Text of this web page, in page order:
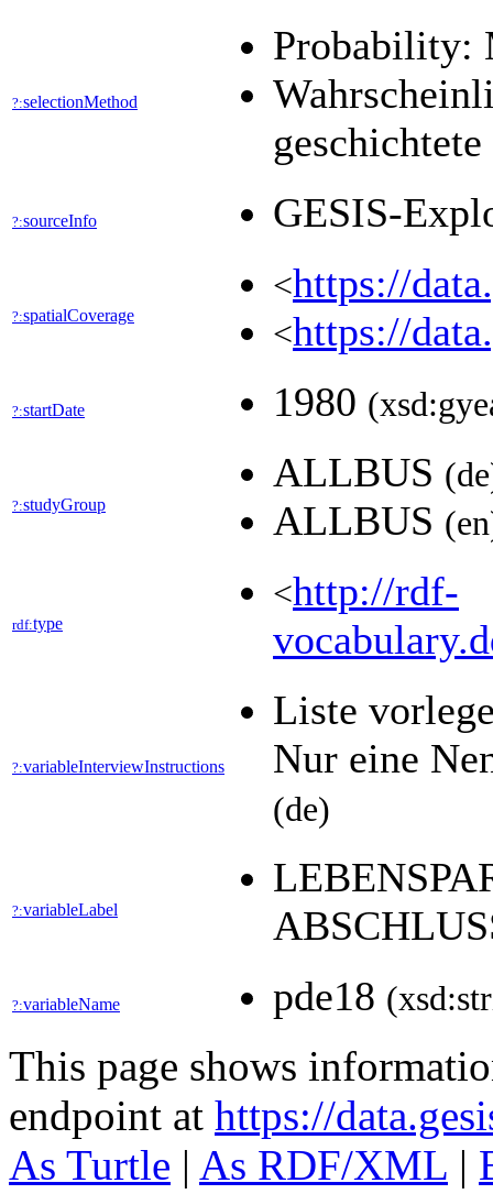
?:selectionMethod
Probability:
?:sourceInfo GESIS-
?:spatialCoverage
<https://
<https://
?:startDate 1980
?:studyGroup
ALLBUS
ALLBUS
rdf:type
<http://rdf-
?:variableInterviewInstructions
Liste
Nur eine
(de)
?:variableLabel
?:variableName pde18
This page shows
endpoint at https://
As Turtle | As RDF/XML |